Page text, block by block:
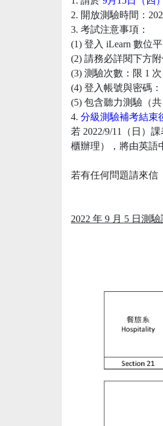
2. 開放測驗時間：
3. 考試注意事項：
(1) 登入 iLearn 數位
(2) 請務必詳閱下方
(3) 測驗次數：限 1
(4) 登入帳號與密碼
(5) 包含聽力測驗（共
4. 分級測驗補考結束
若 2022/9/11（日）
櫃辦理），將由英語
若有任何問題請來信
2022 年 9 月 5 日測驗